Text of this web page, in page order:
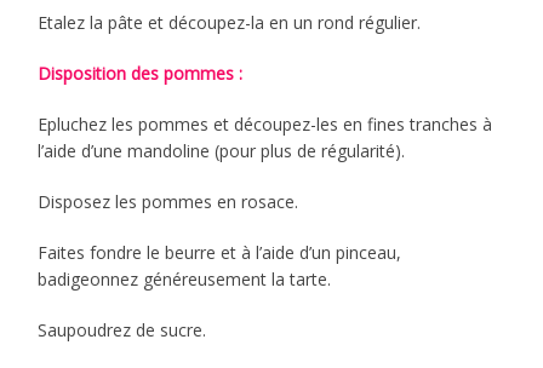
Etalez la pâte et découpez-la en un rond régulier.
Disposition des pommes :
Epluchez les pommes et découpez-les en fines tranches à
l’aide d’une mandoline (pour plus de régularité).
Disposez les pommes en rosace.
Faites fondre le beurre et à l’aide d’un pinceau,
badigeonnez généreusement la tarte.
Saupoudrez de sucre.